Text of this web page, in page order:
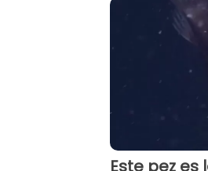
Este pez es